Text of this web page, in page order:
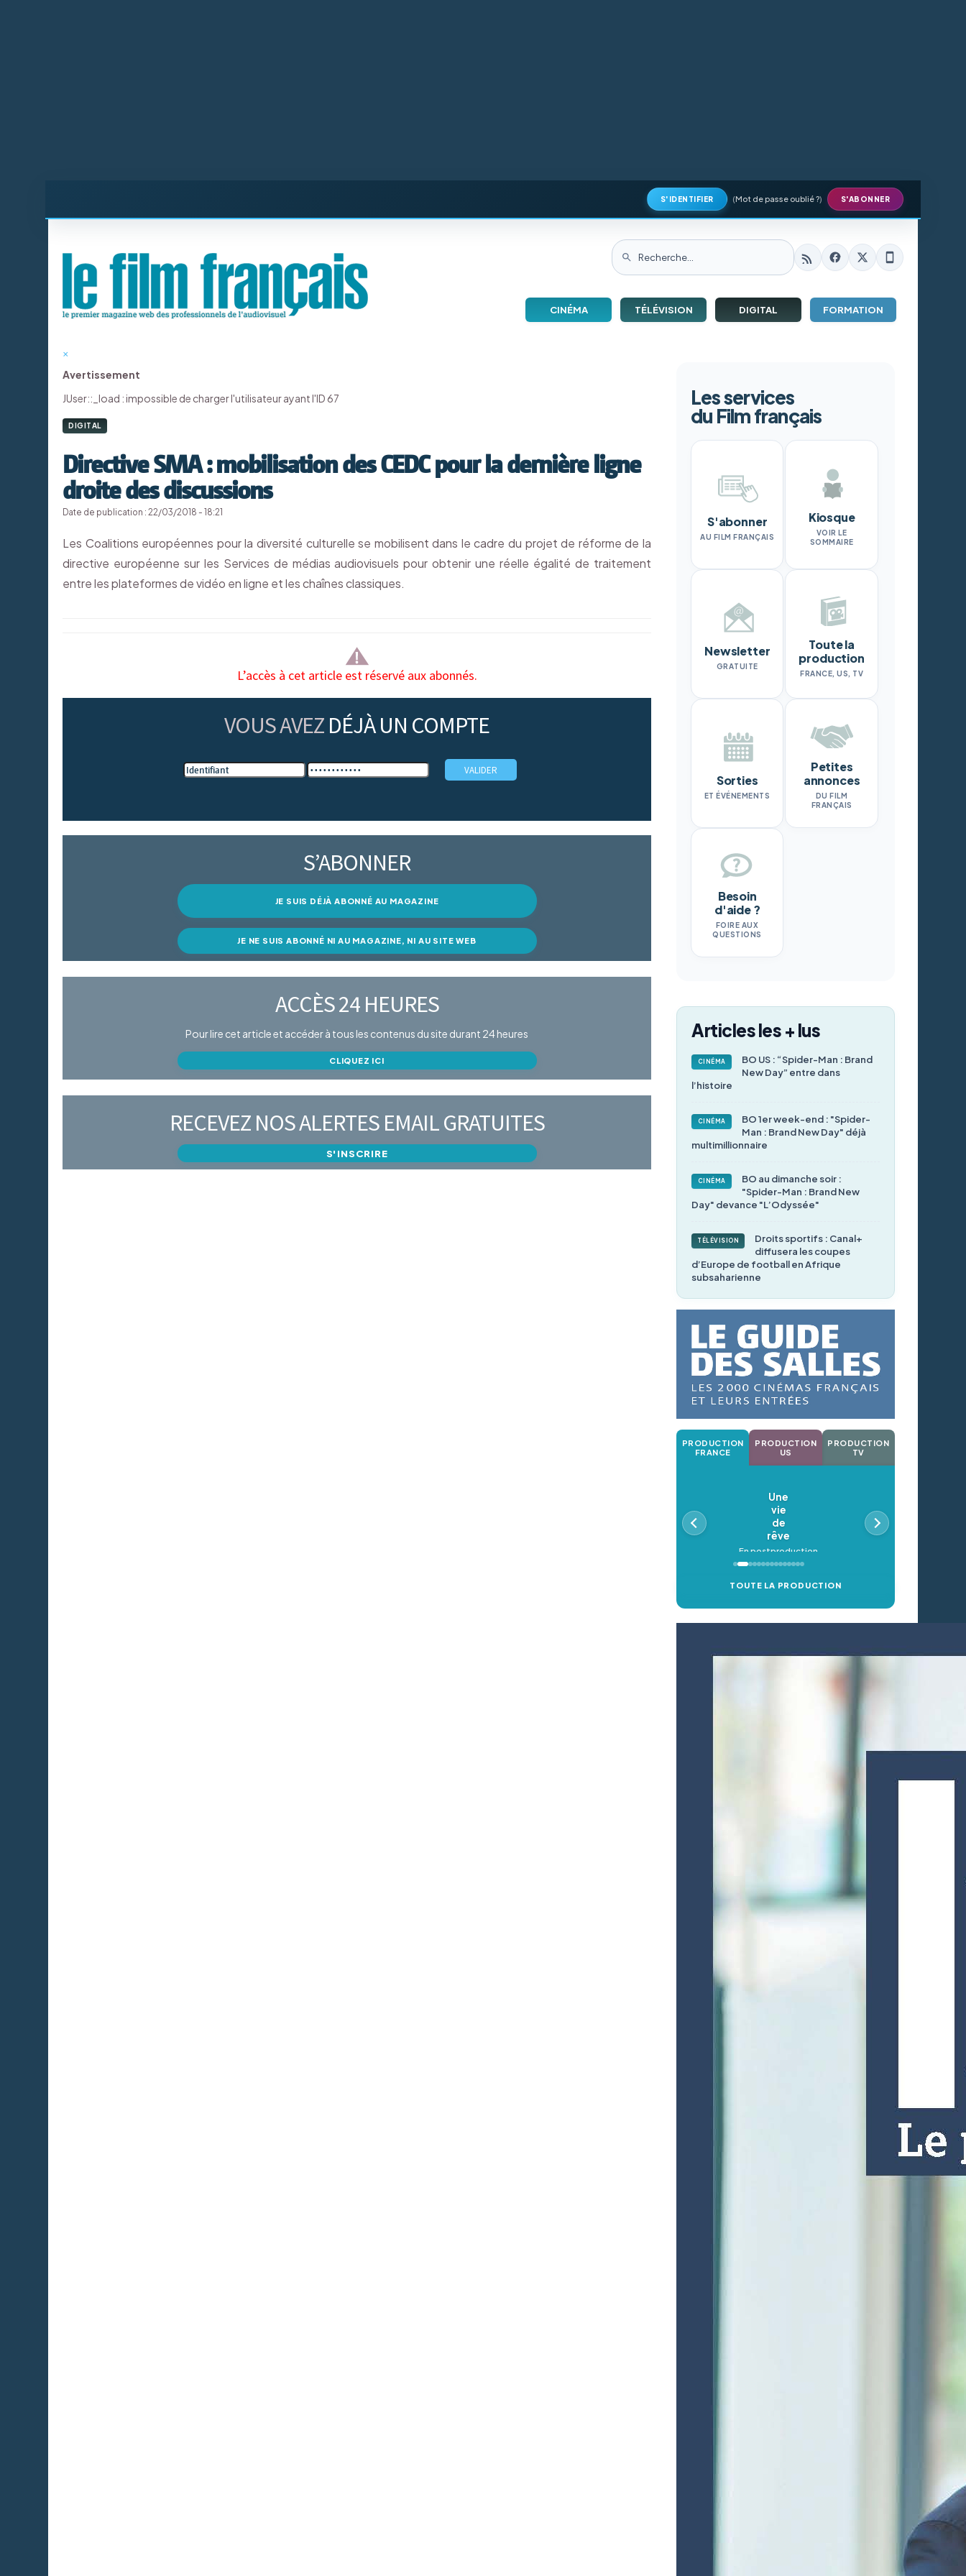
S'IDENTIFIER (Mot de passe oublié ?) S'ABONNER
CINÉMA TÉLÉVISION DIGITAL FORMATION
×
Avertissement
JUser::_load : impossible de charger l'utilisateur ayant l'ID 67
DIGITAL
Directive SMA : mobilisation des CEDC pour la dernière ligne
droite des discussions
Date de publication : 22/03/2018 - 18:21
Les Coalitions européennes pour la diversité culturelle se mobilisent dans le cadre du projet de réforme de la
directive européenne sur les Services de médias audiovisuels pour obtenir une réelle égalité de traitement
entre les plateformes de vidéo en ligne et les chaînes classiques.
L’accès à cet article est réservé aux abonnés.
VOUS AVEZ DÉJÀ UN COMPTE
S’ABONNER
JE SUIS DÉJÀ ABONNÉ AU MAGAZINE
JE NE SUIS ABONNÉ NI AU MAGAZINE, NI AU SITE WEB
ACCÈS 24 HEURES
Pour lire cet article et accéder à tous les contenus du site durant 24 heures
CLIQUEZ ICI
RECEVEZ NOS ALERTES EMAIL GRATUITES
S'INSCRIRE
Les services
du Film français
S'abonner
AU FILM FRANÇAIS
Kiosque
VOIR LE
SOMMAIRE
Newsletter
GRATUITE
Toute la
production
FRANCE, US, TV
Sorties
ET ÉVÉNEMENTS
Petites
annonces
DU FILM
FRANÇAIS
Besoin
d'aide ?
FOIRE AUX
QUESTIONS
Articles les + lus
CINÉMA
BO US : “Spider-Man : Brand
New Day” entre dans
l’histoire
CINÉMA
BO 1er week-end : "Spider-
Man : Brand New Day" déjà
multimillionnaire
CINÉMA
BO au dimanche soir :
"Spider-Man : Brand New
Day" devance "L’Odyssée"
TÉLÉVISION
Droits sportifs : Canal+
diffusera les coupes
d’Europe de football en Afrique
subsaharienne
PRODUCTION
FRANCE
PRODUCTION
US
PRODUCTION
TV
Une
vie
de
rêve
En postproduction
TOUTE LA PRODUCTION